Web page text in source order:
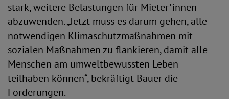
stark, weitere Belastungen für Mieter*innen
abzuwenden. „Jetzt muss es darum gehen, alle
notwendigen Klimaschutzmaßnahmen mit
sozialen Maßnahmen zu flankieren, damit alle
Menschen am umweltbewussten Leben
teilhaben können“, bekräftigt Bauer die
Forderungen.